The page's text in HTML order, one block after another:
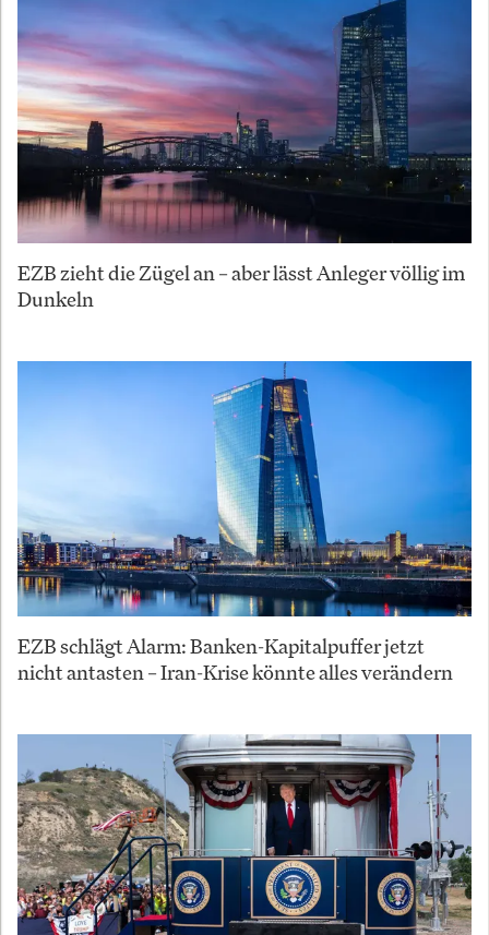
EZB zieht die Zügel an – aber lässt Anleger völlig im
Dunkeln
EZB schlägt Alarm: Banken-Kapitalpuffer jetzt
nicht antasten – Iran-Krise könnte alles verändern